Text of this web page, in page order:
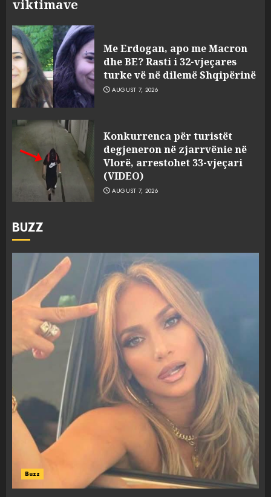
viktimave
Me Erdogan, apo me Macron
dhe BE? Rasti i 32-vjeçares
turke vë në dilemë Shqipërinë
AUGUST 7, 2026
Konkurrenca për turistët
degjeneron në zjarrvënie në
Vlorë, arrestohet 33-vjeçari
(VIDEO)
AUGUST 7, 2026
BUZZ
Buzz